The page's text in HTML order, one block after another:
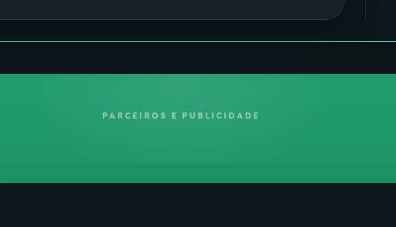
PARCEIROS E PUBLICIDADE